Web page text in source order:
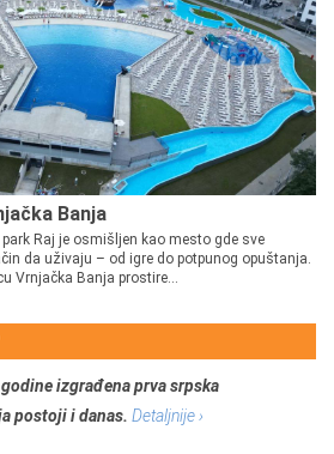
Banja
Raj je osmišljen kao mesto gde sve
da uživaju – od igre do potpunog opuštanja.
Vrnjačka Banja prostire...
izgrađena prva srpska
postoji i danas. Detaljnije ›